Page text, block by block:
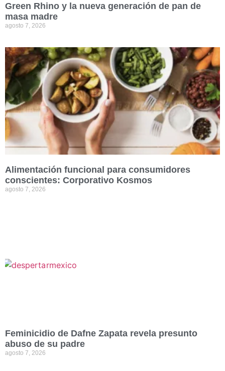
Green Rhino y la nueva generación de pan de
masa madre
agosto 7, 2026
Alimentación funcional para consumidores
conscientes: Corporativo Kosmos
agosto 7, 2026
Feminicidio de Dafne Zapata revela presunto
abuso de su padre
agosto 7, 2026